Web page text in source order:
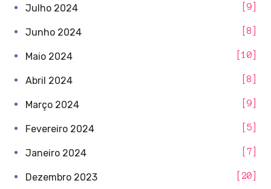
Julho 2024 9
Junho 2024 8
Maio 2024 10
Abril 2024 8
Março 2024 9
Fevereiro 2024 5
Janeiro 2024 7
Dezembro 2023 20